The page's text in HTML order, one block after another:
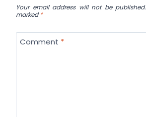
Your email address will not be published.
marked*
Comment *